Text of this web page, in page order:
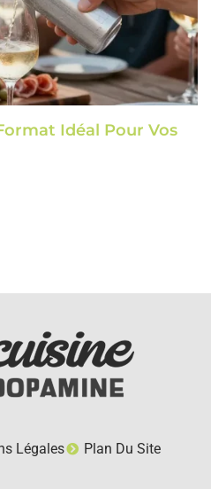
Idéal Pour Vos
Légales Plan Du Site